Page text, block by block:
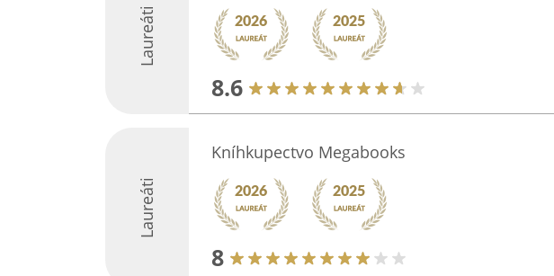
Laureáti
8.6
Laureáti
Kníhkupectvo Megabooks
8